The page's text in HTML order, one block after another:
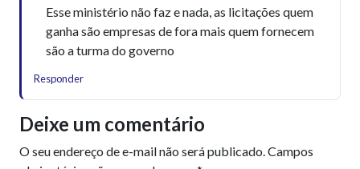
Esse ministério não faz e nada, as licitações quem
ganha são empresas de fora mais quem fornecem
são a turma do governo
Responder
Deixe um comentário
O seu endereço de e-mail não será publicado.Campos